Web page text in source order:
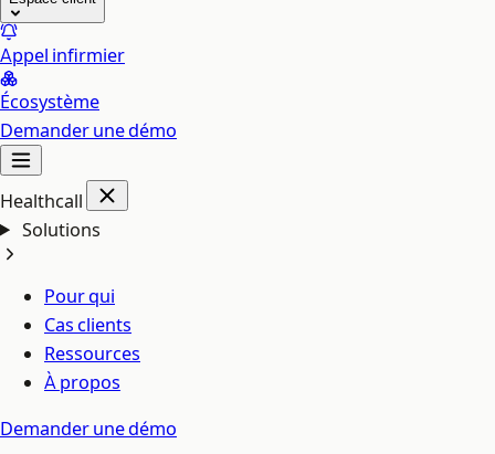
Appel infirmier
Écosystème
Demander une démo
Healthcall
Solutions
Pour qui
Cas clients
Ressources
À propos
Demander une démo